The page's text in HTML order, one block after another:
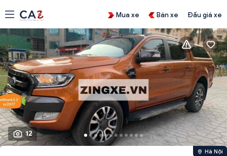
Mua xe Bán xe Đấu giá xe
12
Hà Nội